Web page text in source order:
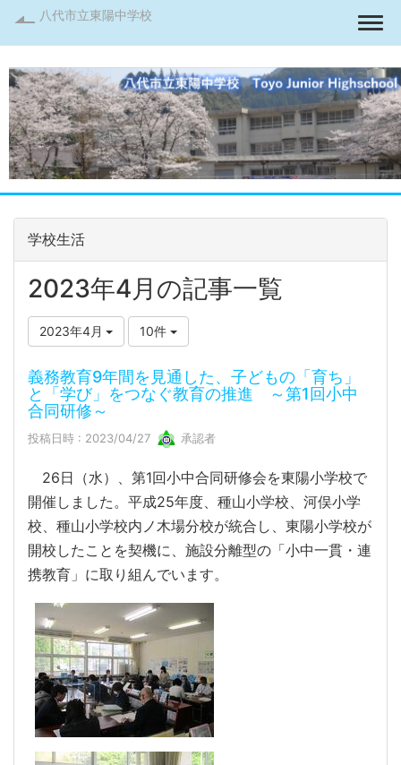
八代市立東陽中学校
学校生活
2023年4月の記事一覧
2023年4月 10件
義務教育9年間を見通した、子どもの「育ち」
と「学び」をつなぐ教育の推進 ～第1回小中
合同研修～
投稿日時 : 2023/04/27 承認者
26日（水）、第1回小中合同研修会を東陽小学校で
開催しました。平成25年度、種山小学校、河俣小学
校、種山小学校内ノ木場分校が統合し、東陽小学校が
開校したことを契機に、施設分離型の「小中一貫・連
携教育」に取り組んでいます。